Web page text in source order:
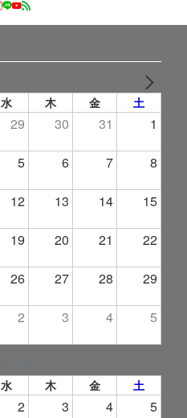
水 木 金 土
29 30 31 1
5 6 7 8
12 13 14 15
19 20 21 22
26 27 28 29
2 3 4 5
水 木 金 土
2 3 4 5